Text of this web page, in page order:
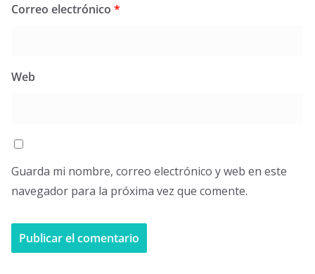
Correo electrónico *
Web
Guarda mi nombre, correo electrónico y web en este
navegador para la próxima vez que comente.